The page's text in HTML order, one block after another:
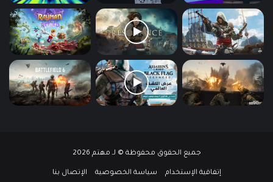
جميع الحقوق محفوظة © لـ مهتم 2026
إتفاقية الإستخدام سياسة الخصوصية الإتصال بنا